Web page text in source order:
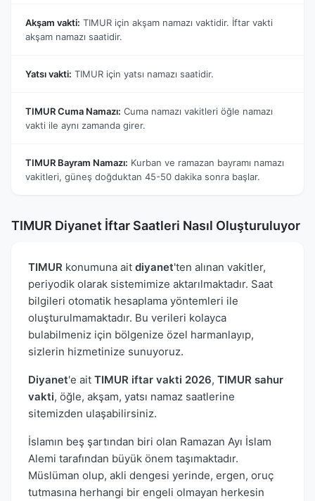
Akşam vakti: TIMUR için akşam namazı vaktidir. İftar vakti
akşam namazı saatidir.
Yatsı vakti: TIMUR için yatsı namazı saatidir.
TIMUR Cuma Namazı: Cuma namazı vakitleri öğle namazı
vakti ile aynı zamanda girer.
TIMUR Bayram Namazı: Kurban ve ramazan bayramı namazı
vakitleri, güneş doğduktan 45-50 dakika sonra başlar.
TIMUR Diyanet İftar Saatleri Nasıl Oluşturuluyor
TIMUR konumuna ait diyanet'ten alınan vakitler,
periyodik olarak sistemimize aktarılmaktadır. Saat
bilgileri otomatik hesaplama yöntemleri ile
oluşturulmamaktadır. Bu verileri kolayca
bulabilmeniz için bölgenize özel harmanlayıp,
sizlerin hizmetinize sunuyoruz.
Diyanet'e ait TIMUR iftar vakti 2026, TIMUR sahur
vakti, öğle, akşam, yatsı namaz saatlerine
sitemizden ulaşabilirsiniz.
İslamın beş şartından biri olan Ramazan Ayı İslam
Alemi tarafından büyük önem taşımaktadır.
Müslüman olup, akli dengesi yerinde, ergen, oruç
tutmasına herhangi bir engeli olmayan herkesin